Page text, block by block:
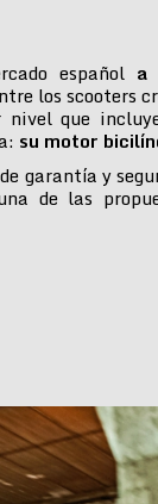
español a
los scooters
que
su motor
garantía y
de las